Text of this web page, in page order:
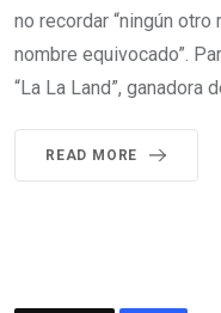
no recordar “ningún
nombre equivocado”.
“La La Land”, ganadora
READ MORE